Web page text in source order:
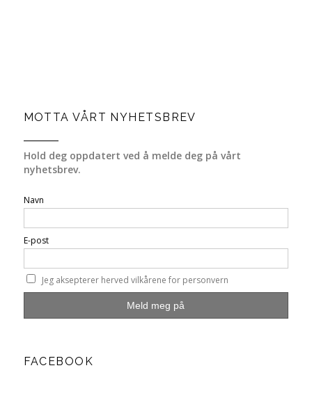
MOTTA VÅRT NYHETSBREV
Hold deg oppdatert ved å melde deg på vårt
nyhetsbrev.
Navn
E-post
Jeg aksepterer herved vilkårene for personvern
FACEBOOK